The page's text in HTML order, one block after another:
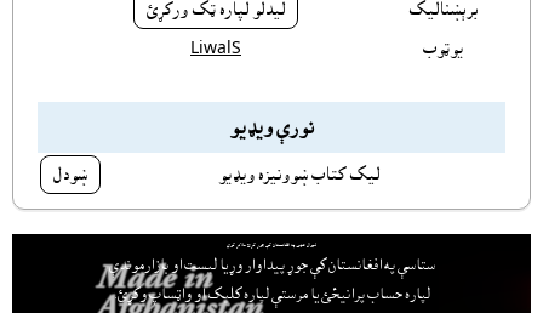
برېښناليک ليدلو لپاره ټک ورکړئ
يوټوب LiwalS
نورې ويډيو
ليک کتاب ښوونيزه ويډيو ښودل
لېوال هټۍ په افغانستان کې جوړ کړئ ملاتړ کوي
ستاسې په افغانستان کې جوړ پيداوار وړيا ليست او بازارموندې
لپاره حساب پرانيځئ يا مرستې لپاره کليک او واټساپ وکړئ.